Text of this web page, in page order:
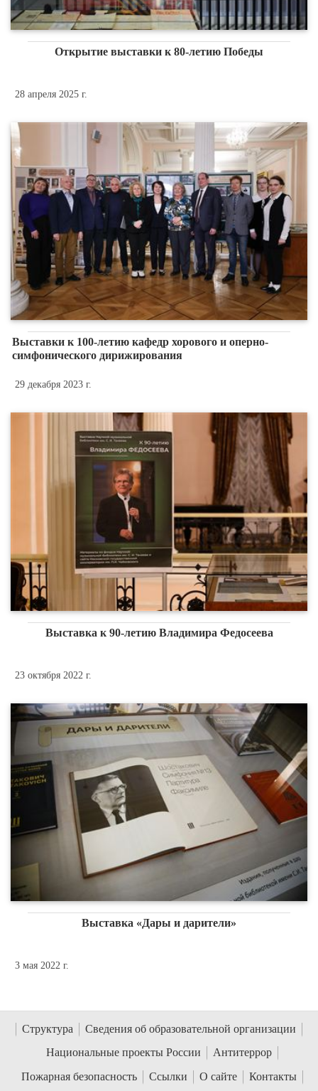
Открытие выставки к 80-летию Победы
28 апреля 2025 г.
Выставки к 100-летию кафедр хорового и оперно-
симфонического дирижирования
29 декабря 2023 г.
Выставка к 90-летию Владимира Федосеева
23 октября 2022 г.
Выставка «Дары и дарители»
3 мая 2022 г.
Структура
Сведения об образовательной организации
Национальные проекты России
Антитеррор
Пожарная безопасность
Ссылки О сайте Контакты